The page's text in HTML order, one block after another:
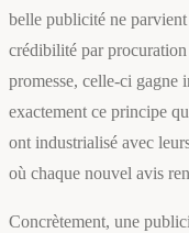
belle publicité ne
crédibilité par
promesse, celle-ci gagne
exactement ce principe
ont industrialisé avec
où chaque nouvel avis
Concrètement, une